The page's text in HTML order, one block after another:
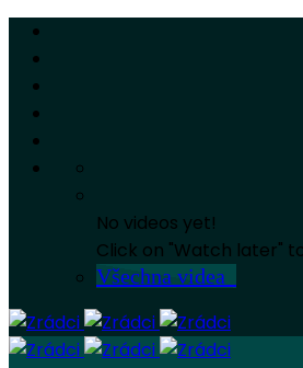
No videos yet!
Click on "Watch later"
Všechna videa